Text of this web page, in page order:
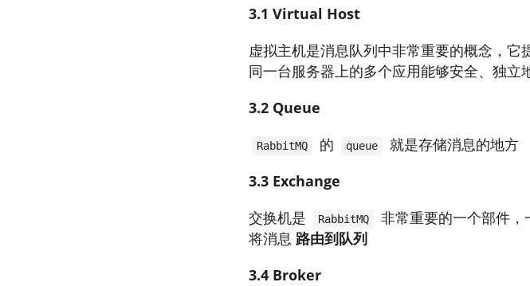
3.1 Virtual Host
虚拟主机是消息队列中非常重要的概念，
同一台服务器上的多个应用能够安全、独立
3.2 Queue
RabbitMQ 的 queue
就是存储消息的地方
3.3 Exchange
交换机是
RabbitMQ
非常重要的一个部件
将消息 路由到队列
3.4 Broker